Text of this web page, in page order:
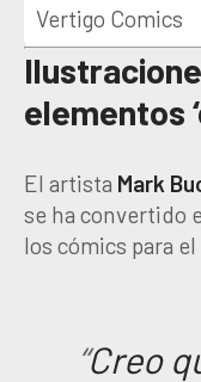
Vertigo Comics
elementos
El artista Mark
se ha convertido
los cómics para
“Creo